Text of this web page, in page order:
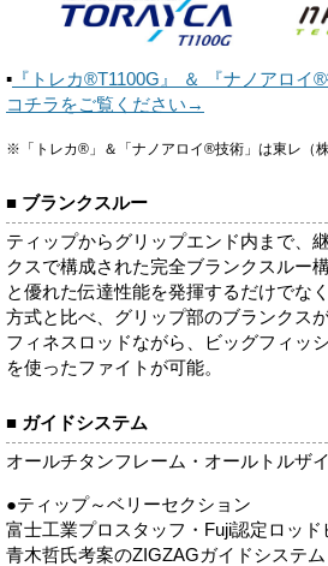
▪ 『トレカ®T1100G』 ＆ 『ナノアロイ
コチラをご覧ください→
※「トレカ®」＆「ナノアロイ®技術」は東レ（株
■ ブランクスルー
ティップからグリップエンド内まで、
クスで構成された完全ブランクスルー
と優れた伝達性能を発揮するだけでな
方式と比べ、グリップ部のブランクス
フィネスロッドながら、ビッグフィッ
を使ったファイトが可能。
■ ガイドシステム
オールチタンフレーム・オールトルザ
●ティップ～ベリーセクション
富士工業プロスタッフ・Fuji認定ロッ
青木哲氏考案のZIGZAGガイドシステ